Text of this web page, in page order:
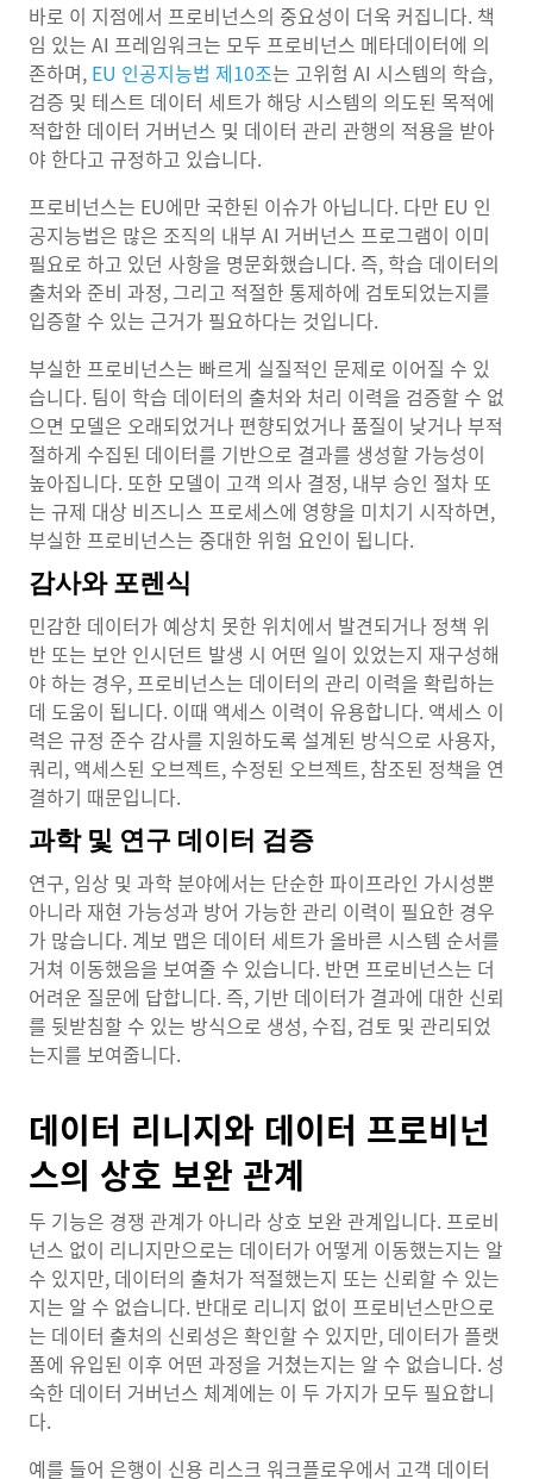
바로 이 지점에서 프로비넌스의 중요성이 더욱 커집니다. 책
임 있는 AI 프레임워크는 모두 프로비넌스 메타데이터에 의
존하며, EU 인공지능법 제10조는 고위험 AI 시스템의 학습,
검증 및 테스트 데이터 세트가 해당 시스템의 의도된 목적에
적합한 데이터 거버넌스 및 데이터 관리 관행의 적용을 받아
야 한다고 규정하고 있습니다.
프로비넌스는 EU에만 국한된 이슈가 아닙니다. 다만 EU 인
공지능법은 많은 조직의 내부 AI 거버넌스 프로그램이 이미
필요로 하고 있던 사항을 명문화했습니다. 즉, 학습 데이터의
출처와 준비 과정, 그리고 적절한 통제하에 검토되었는지를
입증할 수 있는 근거가 필요하다는 것입니다.
부실한 프로비넌스는 빠르게 실질적인 문제로 이어질 수 있
습니다. 팀이 학습 데이터의 출처와 처리 이력을 검증할 수 없
으면 모델은 오래되었거나 편향되었거나 품질이 낮거나 부적
절하게 수집된 데이터를 기반으로 결과를 생성할 가능성이
높아집니다. 또한 모델이 고객 의사 결정, 내부 승인 절차 또
는 규제 대상 비즈니스 프로세스에 영향을 미치기 시작하면,
부실한 프로비넌스는 중대한 위험 요인이 됩니다.
감사와 포렌식
민감한 데이터가 예상치 못한 위치에서 발견되거나 정책 위
반 또는 보안 인시던트 발생 시 어떤 일이 있었는지 재구성해
야 하는 경우, 프로비넌스는 데이터의 관리 이력을 확립하는
데 도움이 됩니다. 이때 액세스 이력이 유용합니다. 액세스 이
력은 규정 준수 감사를 지원하도록 설계된 방식으로 사용자,
쿼리, 액세스된 오브젝트, 수정된 오브젝트, 참조된 정책을 연
결하기 때문입니다.
과학 및 연구 데이터 검증
연구, 임상 및 과학 분야에서는 단순한 파이프라인 가시성뿐
아니라 재현 가능성과 방어 가능한 관리 이력이 필요한 경우
가 많습니다. 계보 맵은 데이터 세트가 올바른 시스템 순서를
거쳐 이동했음을 보여줄 수 있습니다. 반면 프로비넌스는 더
어려운 질문에 답합니다. 즉, 기반 데이터가 결과에 대한 신뢰
를 뒷받침할 수 있는 방식으로 생성, 수집, 검토 및 관리되었
는지를 보여줍니다.
데이터 리니지와 데이터 프로비넌
스의 상호 보완 관계
두 기능은 경쟁 관계가 아니라 상호 보완 관계입니다. 프로비
넌스 없이 리니지만으로는 데이터가 어떻게 이동했는지는 알
수 있지만, 데이터의 출처가 적절했는지 또는 신뢰할 수 있는
지는 알 수 없습니다. 반대로 리니지 없이 프로비넌스만으로
는 데이터 출처의 신뢰성은 확인할 수 있지만, 데이터가 플랫
폼에 유입된 이후 어떤 과정을 거쳤는지는 알 수 없습니다. 성
숙한 데이터 거버넌스 체계에는 이 두 가지가 모두 필요합니
다.
예를 들어 은행이 신용 리스크 워크플로우에서 고객 데이터